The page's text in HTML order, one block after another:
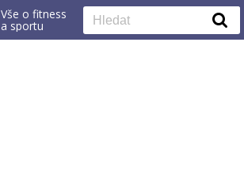
Vše o fitness
a sportu